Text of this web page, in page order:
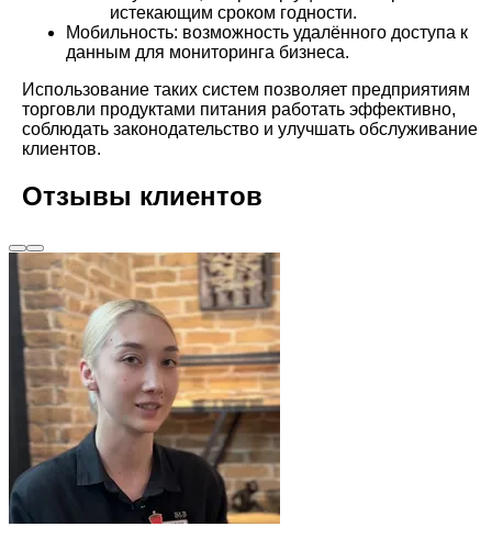
истекающим сроком годности.
Мобильность: возможность удалённого доступа к
данным для мониторинга бизнеса.
Использование таких систем позволяет предприятиям
торговли продуктами питания работать эффективно,
соблюдать законодательство и улучшать обслуживание
клиентов.
Отзывы клиентов